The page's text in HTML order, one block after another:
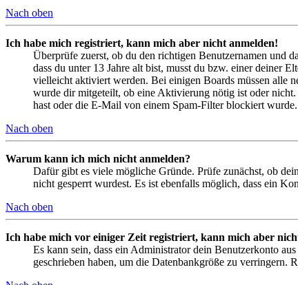
Nach oben
Ich habe mich registriert, kann mich aber nicht anmelden!
Überprüfe zuerst, ob du den richtigen Benutzernamen und
dass du unter 13 Jahre alt bist, musst du bzw. einer deiner
vielleicht aktiviert werden. Bei einigen Boards müssen alle
wurde dir mitgeteilt, ob eine Aktivierung nötig ist oder
hast oder die E-Mail von einem Spam-Filter blockiert
Nach oben
Warum kann ich mich nicht anmelden?
Dafür gibt es viele mögliche Gründe. Prüfe zunächst, ob
nicht gesperrt wurdest. Es ist ebenfalls möglich, dass ein
Nach oben
Ich habe mich vor einiger Zeit registriert, kann mich aber
Es kann sein, dass ein Administrator dein Benutzerkonto
geschrieben haben, um die Datenbankgröße zu verringern.